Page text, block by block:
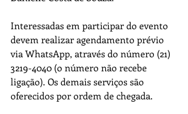
Interessadas em participar do evento
devem realizar agendamento prévio
via WhatsApp, através do número (21)
3219-4040 (o número não recebe
ligação). Os demais serviços são
oferecidos por ordem de chegada.